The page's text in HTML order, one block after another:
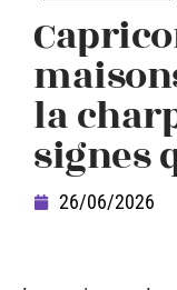
la
signes
26/06/2026